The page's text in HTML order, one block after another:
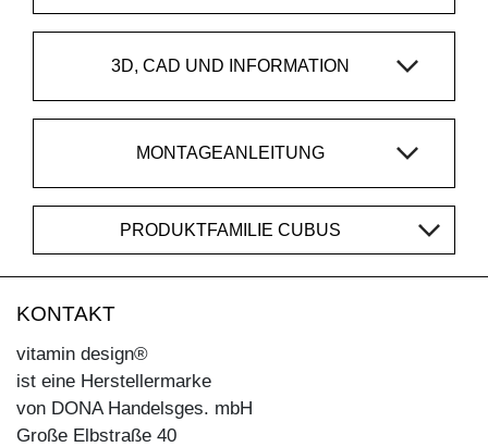
3D, CAD UND INFORMATION
MONTAGEANLEITUNG
PRODUKTFAMILIE CUBUS
KONTAKT
vitamin design®
ist eine Herstellermarke
von DONA Handelsges. mbH
Große Elbstraße 40